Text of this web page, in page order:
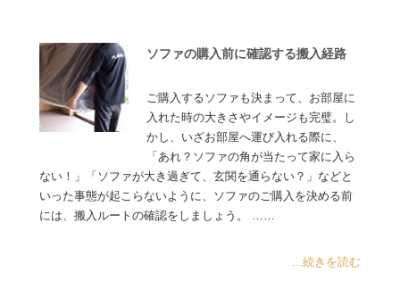
ソファの購入前に確認する搬入経路
ご購入するソファも決まって、お部屋に
入れた時の大きさやイメージも完璧。し
かし、いざお部屋へ運び入れる際に、
「あれ？ソファの角が当たって家に入ら
ない！」「ソファが大き過ぎて、玄関を通らない？」などと
いった事態が起こらないように、ソファのご購入を決める前
には、搬入ルートの確認をしましょう。 ……
...続きを読む